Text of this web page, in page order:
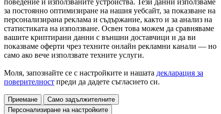
за постоянно оптимизиране на нашия уебсайт, за показване на
персонализирана реклама и съдържание, както и за анализ на
статистиката на използване. Освен това можем да сравняваме
вашите криптирани данни с външни доставчици и да ви
показваме оферти чрез техните онлайн рекламни канали — но
само ако вече използвате техните услуги.
Моля, запознайте се с настройките и нашата декларация за
поверителност преди да дадете съгласието си.
Приемане
Само задължителните
Персонализиране на настройките